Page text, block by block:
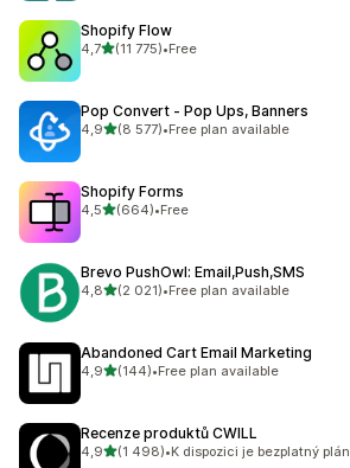
Shopify Flow
4,7z 5 hvězd
(11 775)
Celkový počet recenzí: 11775
•Free
Pop Convert ‑ Pop Ups, Banners
4,9z 5 hvězd
(8 577)
Celkový počet recenzí: 8577
•Free plan available
Shopify Forms
4,5z 5 hvězd
(664)
Celkový počet recenzí: 664
•Free
Brevo PushOwl: Email,Push,SMS
4,8z 5 hvězd
(2 021)
Celkový počet recenzí: 2021
•Free plan available
Abandoned Cart Email Marketing
4,9z 5 hvězd
(144)
Celkový počet recenzí: 144
•Free plan available
Recenze produktů CWILL
4,9z 5 hvězd
(1 498)
Celkový počet recenzí: 1498
•K dispozici je bezplatný plán